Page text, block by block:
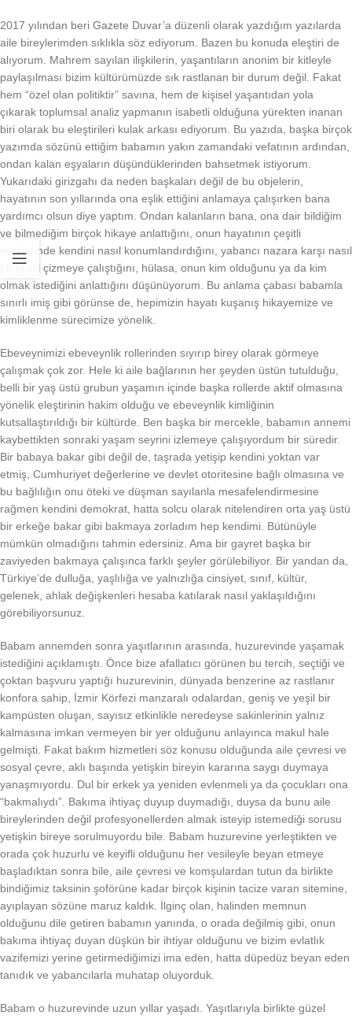
2017 yılından beri Gazete Duvar’a düzenli olarak yazdığım yazılarda
aile bireylerimden sıklıkla söz ediyorum. Bazen bu konuda eleştiri de
alıyorum. Mahrem sayılan ilişkilerin, yaşantıların anonim bir kitleyle
paylaşılması bizim kültürümüzde sık rastlanan bir durum değil. Fakat
hem “özel olan politiktir” savına, hem de kişisel yaşantıdan yola
çıkarak toplumsal analiz yapmanın isabetli olduğuna yürekten inanan
biri olarak bu eleştirileri kulak arkası ediyorum. Bu yazıda, başka birçok
yazımda sözünü ettiğim babamın yakın zamandaki vefatının ardından,
ondan kalan eşyaların düşündüklerinden bahsetmek istiyorum.
Yukarıdaki girizgahı da neden başkaları değil de bu objelerin,
hayatının son yıllarında ona eşlik ettiğini anlamaya çalışırken bana
yardımcı olsun diye yaptım. Ondan kalanların bana, ona dair bildiğim
ve bilmediğim birçok hikaye anlattığını, onun hayatının çeşitli
evrelerinde kendini nasıl konumlandırdığını, yabancı nazara karşı nasıl
bir profil çizmeye çalıştığını, hülasa, onun kim olduğunu ya da kim
olmak istediğini anlattığını düşünüyorum. Bu anlama çabası babamla
sınırlı imiş gibi görünse de, hepimizin hayatı kuşanış hikayemize ve
kimliklenme sürecimize yönelik.
Ebeveynimizi ebeveynlik rollerinden sıyırıp birey olarak görmeye
çalışmak çok zor. Hele ki aile bağlarının her şeyden üstün tutulduğu,
belli bir yaş üstü grubun yaşamın içinde başka rollerde aktif olmasına
yönelik eleştirinin hakim olduğu ve ebeveynlik kimliğinin
kutsallaştırıldığı bir kültürde. Ben başka bir mercekle, babamın annemi
kaybettikten sonraki yaşam seyrini izlemeye çalışıyordum bir süredir.
Bir babaya bakar gibi değil de, taşrada yetişip kendini yoktan var
etmiş, Cumhuriyet değerlerine ve devlet otoritesine bağlı olmasına ve
bu bağlılığın onu öteki ve düşman sayılanla mesafelendirmesine
rağmen kendini demokrat, hatta solcu olarak nitelendiren orta yaş üstü
bir erkeğe bakar gibi bakmaya zorladım hep kendimi. Bütünüyle
mümkün olmadığını tahmin edersiniz. Ama bir gayret başka bir
zaviyeden bakmaya çalışınca farklı şeyler görülebiliyor. Bir yandan da,
Türkiye’de dulluğa, yaşlılığa ve yalnızlığa cinsiyet, sınıf, kültür,
gelenek, ahlak değişkenleri hesaba katılarak nasıl yaklaşıldığını
görebiliyorsunuz.
Babam annemden sonra yaşıtlarının arasında, huzurevinde yaşamak
istediğini açıklamıştı. Önce bize afallatıcı görünen bu tercih, seçtiği ve
çoktan başvuru yaptığı huzurevinin, dünyada benzerine az rastlanır
konfora sahip, İzmir Körfezi manzaralı odalardan, geniş ve yeşil bir
kampüsten oluşan, sayısız etkinlikle neredeyse sakinlerinin yalnız
kalmasına imkan vermeyen bir yer olduğunu anlayınca makul hale
gelmişti. Fakat bakım hizmetleri söz konusu olduğunda aile çevresi ve
sosyal çevre, aklı başında yetişkin bireyin kararına saygı duymaya
yanaşmıyordu. Dul bir erkek ya yeniden evlenmeli ya da çocukları ona
“bakmalıydı”. Bakıma ihtiyaç duyup duymadığı, duysa da bunu aile
bireylerinden değil profesyonellerden almak isteyip istemediği sorusu
yetişkin bireye sorulmuyordu bile. Babam huzurevine yerleştikten ve
orada çok huzurlu ve keyifli olduğunu her vesileyle beyan etmeye
başladıktan sonra bile, aile çevresi ve komşulardan tutun da birlikte
bindiğimiz taksinin şoförüne kadar birçok kişinin tacize varan sitemine,
ayıplayan sözüne maruz kaldık. İlginç olan, halinden memnun
olduğunu dile getiren babamın yanında, o orada değilmiş gibi, onun
bakıma ihtiyaç duyan düşkün bir ihtiyar olduğunu ve bizim evlatlık
vazifemizi yerine getirmediğimizi ima eden, hatta düpedüz beyan eden
tanıdık ve yabancılarla muhatap oluyorduk.
Babam o huzurevinde uzun yıllar yaşadı. Yaşıtlarıyla birlikte güzel